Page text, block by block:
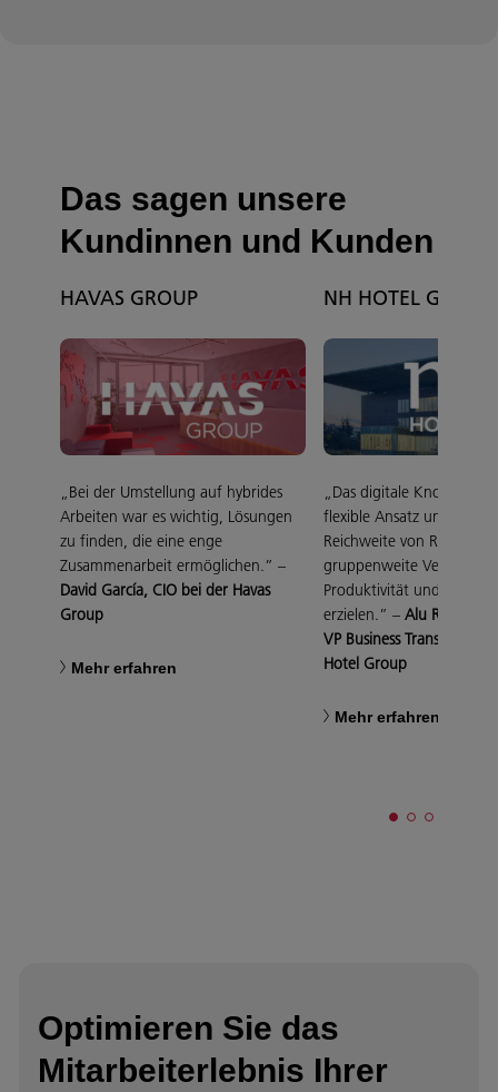
Das sagen unsere
Kundinnen und Kunden
HAVAS GROUP
„Bei der Umstellung auf hybrides
Arbeiten war es wichtig, Lösungen
zu finden, die eine enge
Zusammenarbeit ermöglichen.” –
David García, CIO bei der Havas
Group
Mehr erfahren
NH HOTEL GROUP
„Das digitale Know-how,
flexible Ansatz und die
Reichweite von Ricoh
gruppenweite
Produktivität und Agilität
erzielen.” –Alu
VP Business
Hotel Group
Mehr erfahren
Optimieren Sie das
Mitarbeiterlebnis Ihrer